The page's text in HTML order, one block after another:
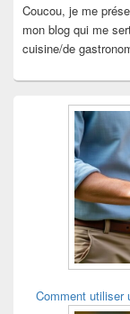
Coucou, je me
mon blog qui me
cuisine/de
Comment utiliser